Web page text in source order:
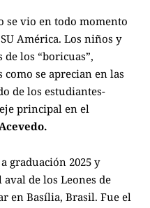
se vio en todo momento
América. Los niños y
los “boricuas”,
se aprecian en las
de los estudiantes-
principal en el
graduación 2025 y
de los Leones de
en Basília, Brasil. Fue el